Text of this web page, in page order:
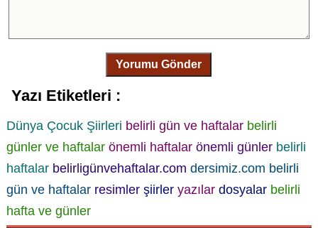
Yorumu Gönder
Yazı Etiketleri :
Dünya Çocuk Şiirleri belirli gün ve haftalar belirli
günler ve haftalar önemli haftalar önemli günler belirli
haftalar belirligünvehaftalar.com dersimiz.com belirli
gün ve haftalar resimler şiirler yazılar dosyalar belirli
hafta ve günler